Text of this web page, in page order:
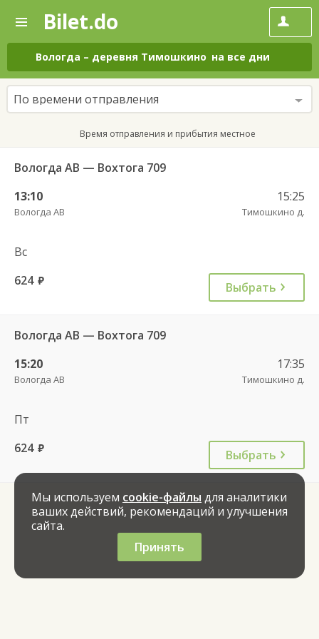
—
Поиск
и
покупка
билетов
на
автобус
онлайн
Bilet.do
Вологда – деревня Тимошкино на все дни
По времени отправления
Время отправления и прибытия местное
Вологда АВ — Вохтога 709
13:10
Вологда АВ
15:25
Тимошкино д.
Вс
624 руб. Выбрать
Вологда АВ — Вохтога 709
15:20
Вологда АВ
17:35
Тимошкино д.
Пт
624 руб. Выбрать
Мы используем cookie-файлы для аналитики
ваших действий, рекомендаций и улучшения
сайта.
Принять